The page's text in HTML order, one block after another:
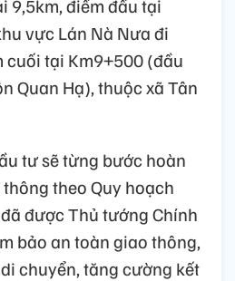
9,5km, điểm đầu tại
vực Lán Nà Nưa đi
cuối tại Km9+500 (đầu
Quan Hạ), thuộc xã Tân
tư sẽ từng bước hoàn
theo Quy hoạch
được Thủ tướng Chính
bảo an toàn giao thông,
chuyển, tăng cường kết